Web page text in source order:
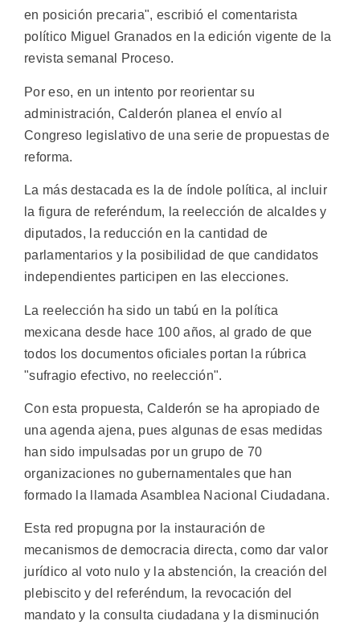
en posición precaria", escribió el comentarista
político Miguel Granados en la edición vigente de la
revista semanal Proceso.
Por eso, en un intento por reorientar su
administración, Calderón planea el envío al
Congreso legislativo de una serie de propuestas de
reforma.
La más destacada es la de índole política, al incluir
la figura de referéndum, la reelección de alcaldes y
diputados, la reducción en la cantidad de
parlamentarios y la posibilidad de que candidatos
independientes participen en las elecciones.
La reelección ha sido un tabú en la política
mexicana desde hace 100 años, al grado de que
todos los documentos oficiales portan la rúbrica
"sufragio efectivo, no reelección".
Con esta propuesta, Calderón se ha apropiado de
una agenda ajena, pues algunas de esas medidas
han sido impulsadas por un grupo de 70
organizaciones no gubernamentales que han
formado la llamada Asamblea Nacional Ciudadana.
Esta red propugna por la instauración de
mecanismos de democracia directa, como dar valor
jurídico al voto nulo y la abstención, la creación del
plebiscito y del referéndum, la revocación del
mandato y la consulta ciudadana y la disminución